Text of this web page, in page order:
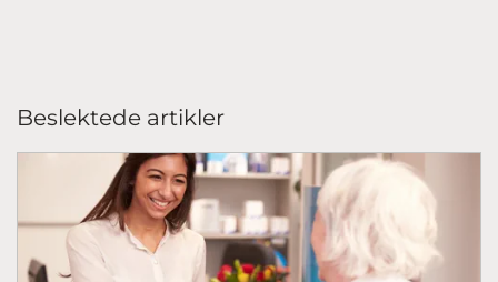
Beslektede artikler